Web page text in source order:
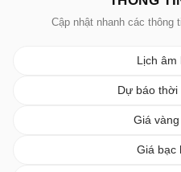
Cập nhật nhanh các thông
Lịch âm
Dự báo thời
Giá
Giá bạc